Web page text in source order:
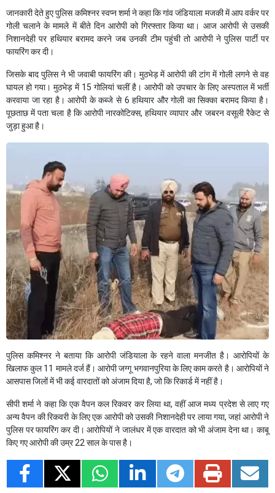
जानकारी देते हुए पुलिस कमिश्नर स्वप्न शर्मा ने कहा कि गांव जंडियाला मजकी में आप वर्कर पर
गोली चलाने के मामले में बीते दिन आरोपी को गिरफ्तार किया था। आज आरोपी से उसकी
निशानदेही पर हथियार बरामद करने जब उनकी टीम पहुंची तो आरोपी ने पुलिस पार्टी पर
फायरिंग कर दी।
जिसके बाद पुलिस ने भी जवाबी फायरिंग की। मुठभेड़ में आरोपी की टांग में गोली लगने से वह
घायल हो गया। मुठभेड़ में 15 गोलियां चलीं है। आरोपी को उपचार के लिए अस्पताल में भर्ती
करवाया जा रहा है। आरोपी के कब्जे से 6 हथियार और गोली का सिक्का बरामद किया है।
पूछताछ में पता चला है कि आरोपी नारकोटिक्स, हथियार व्यापार और जबरन वसूली रैकेट से
जुड़ा हुआ है।
पुलिस कमिश्नर ने बताया कि आरोपी जंडियाला के रहने वाला मनजीत है। आरोपियों के
खिलाफ कुल 11 मामले दर्ज हैं। आरोपी जग्गू भगवानपुरिया के लिए काम करते है। आरोपियों ने
आसपास जिलों में भी कई वारदातों को अंजाम दिया है, जो कि रिकार्ड में नहीं है।
सीपी शर्मा ने कहा कि एक वैपन कल रिकवर कर लिया था, वहीं आज मध्य प्रदेश से लाए गए
अन्य वैपन की रिकवरी के लिए एक आरोपी को उसकी निशानदेही पर लाया गया, जहां आरोपी ने
पुलिस पर फायरिंग कर दी। आरोपियों ने जालंधर में एक वारदात को भी अंजाम देना था। काबू
किए गए आरोपी की उम्र 22 साल के पास है।